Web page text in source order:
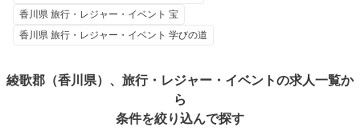
香川県 旅行・レジャー・イベント 宝
香川県 旅行・レジャー・イベント 学びの道
綾歌郡（香川県）、旅行・レジャー・イベントの求人一覧か
ら
条件を絞り込んで探す